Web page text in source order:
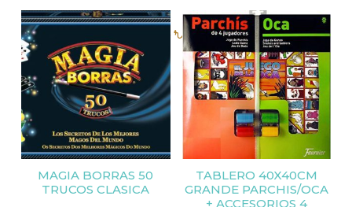
Productos relacionados
MAGIA BORRAS 50
TRUCOS CLASICA
TABLERO 40X40CM
GRANDE PARCHIS/OCA
+ ACCESORIOS 4